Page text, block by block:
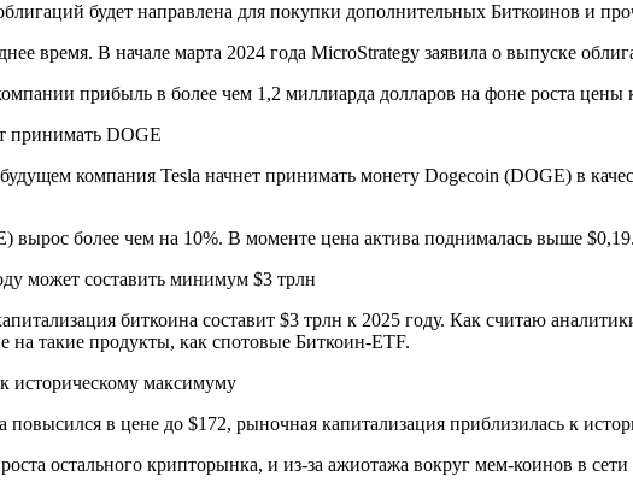
будет направлена для покупки дополнительных Биткоинов и
время. В начале марта 2024 года MicroStrategy заявила о выпуске
прибыль в более чем 1,2 миллиарда долларов на фоне роста цены
принимать DOGE
компания Tesla начнет принимать монету Dogecoin (DOGE) в
вырос более чем на 10%. В моменте цена актива поднималась выше $0,19.
может составить минимум $3 трлн
биткоина составит $3 трлн к 2025 году. Как считаю
такие продукты, как спотовые Биткоин-ETF.
историческому максимуму
в цене до $172, рыночная капитализация приблизилась к
остального крипторынка, и из-за ажиотажа вокруг мем-коинов в сети